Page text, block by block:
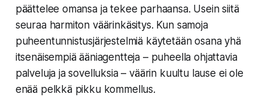
päättelee omansa ja tekee parhaansa. Usein siitä
seuraa harmiton väärinkäsitys. Kun samoja
puheentunnistusjärjestelmiä käytetään osana yhä
itsenäisempiä ääniagentteja – puheella ohjattavia
palveluja ja sovelluksia – väärin kuultu lause ei ole
enää pelkkä pikku kommellus.